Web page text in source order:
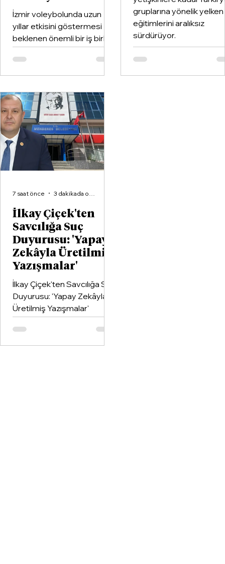
İzmir voleybolunda uzun
yıllar etkisini göstermesi
beklenen önemli bir iş birliği
hayata geçirildi. Kentin köklü
kulüplerinden Göztepe
Spor Kulübü ile İzmir'in en
organizasyonlarından
Aliağa KZY Spor Kulübü,
voleybol branşında güçlerini
birleştiren kapsamlı bir iş
birliği protokolüne imza attı.
gruplarına yönelik yelken
eğitimlerini aralıksız
sürdürüyor.
İlkay Çiçek'ten
Savcılığa Suç
Duyurusu: 'Yapay
Zekâyla Üretilmiş
Yazışmalar'
İlkay Çiçek'ten Savcılığa Suç
Duyurusu: 'Yapay Zekâyla
Üretilmiş Yazışmalar'
7 saat önce